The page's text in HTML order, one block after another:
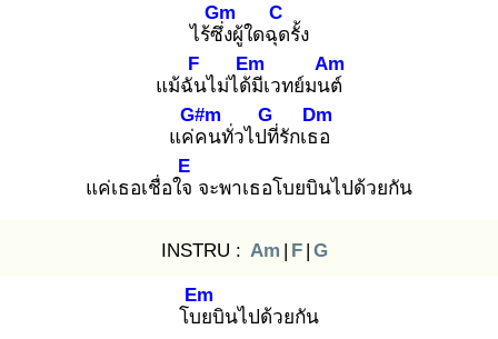
ไร้ซึ่ง
Gm
ผู้ใดฉุด
C
รั้ง
แม้ฉัน
F
ไม่ได้มี
Em
เวทย์มนต์
Am
แค่ค
G#m
นทั่วไปที่
G
รักเธอ
Dm
แค่เธอเชื่อใจ
E
จะพาเธอโบยบินไปด้วยกัน
INSTRU : Am | F | G
โบย
Em
บินไปด้วยกัน